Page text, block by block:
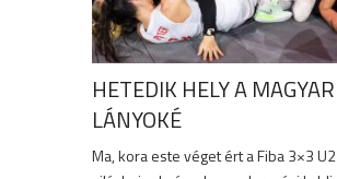
HETEDIK HELY A MAGYAR
LÁNYOKÉ
Ma, kora este véget ért a Fiba 3×3